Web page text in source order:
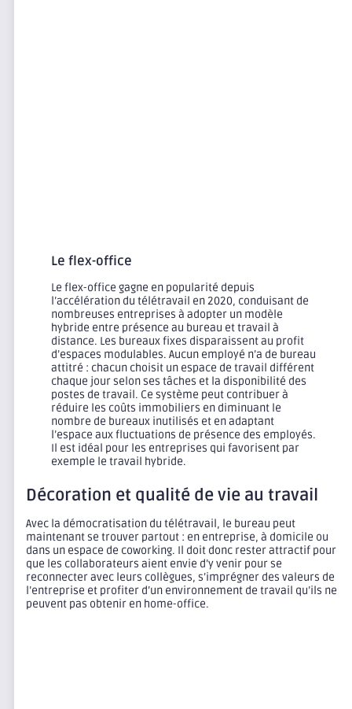
Le flex-office
Le flex-office gagne en popularité depuis
l’accélération du télétravail en 2020, conduisant de
nombreuses entreprises à adopter un modèle
hybride entre présence au bureau et travail à
distance. Les bureaux fixes disparaissent au profit
d’espaces modulables. Aucun employé n’a de bureau
attitré : chacun choisit un espace de travail différent
chaque jour selon ses tâches et la disponibilité des
postes de travail. Ce système peut contribuer à
réduire les coûts immobiliers en diminuant le
nombre de bureaux inutilisés et en adaptant
l’espace aux fluctuations de présence des employés.
Il est idéal pour les entreprises qui favorisent par
exemple le travail hybride.
Décoration et qualité de vie au travail
Avec la démocratisation du télétravail, le bureau peut
maintenant se trouver partout : en entreprise, à domicile ou
dans un espace de coworking. Il doit donc rester attractif pour
que les collaborateurs aient envie d’y venir pour se
reconnecter avec leurs collègues, s’imprégner des valeurs de
l’entreprise et profiter d’un environnement de travail qu’ils ne
peuvent pas obtenir en home-office.